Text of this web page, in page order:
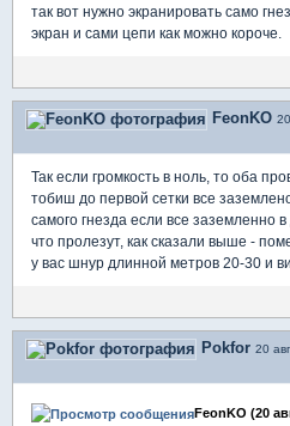
так вот нужно экранировать само
экран и сами цепи как можно короче.
FeonKO
Так если громкость в ноль, то оба провода посажены на землю,
тобиш до первой сетки все
самого гнезда если все заземленно в
что пролезут, как сказали выше -
у
Pokfor 20
FeonKO (20